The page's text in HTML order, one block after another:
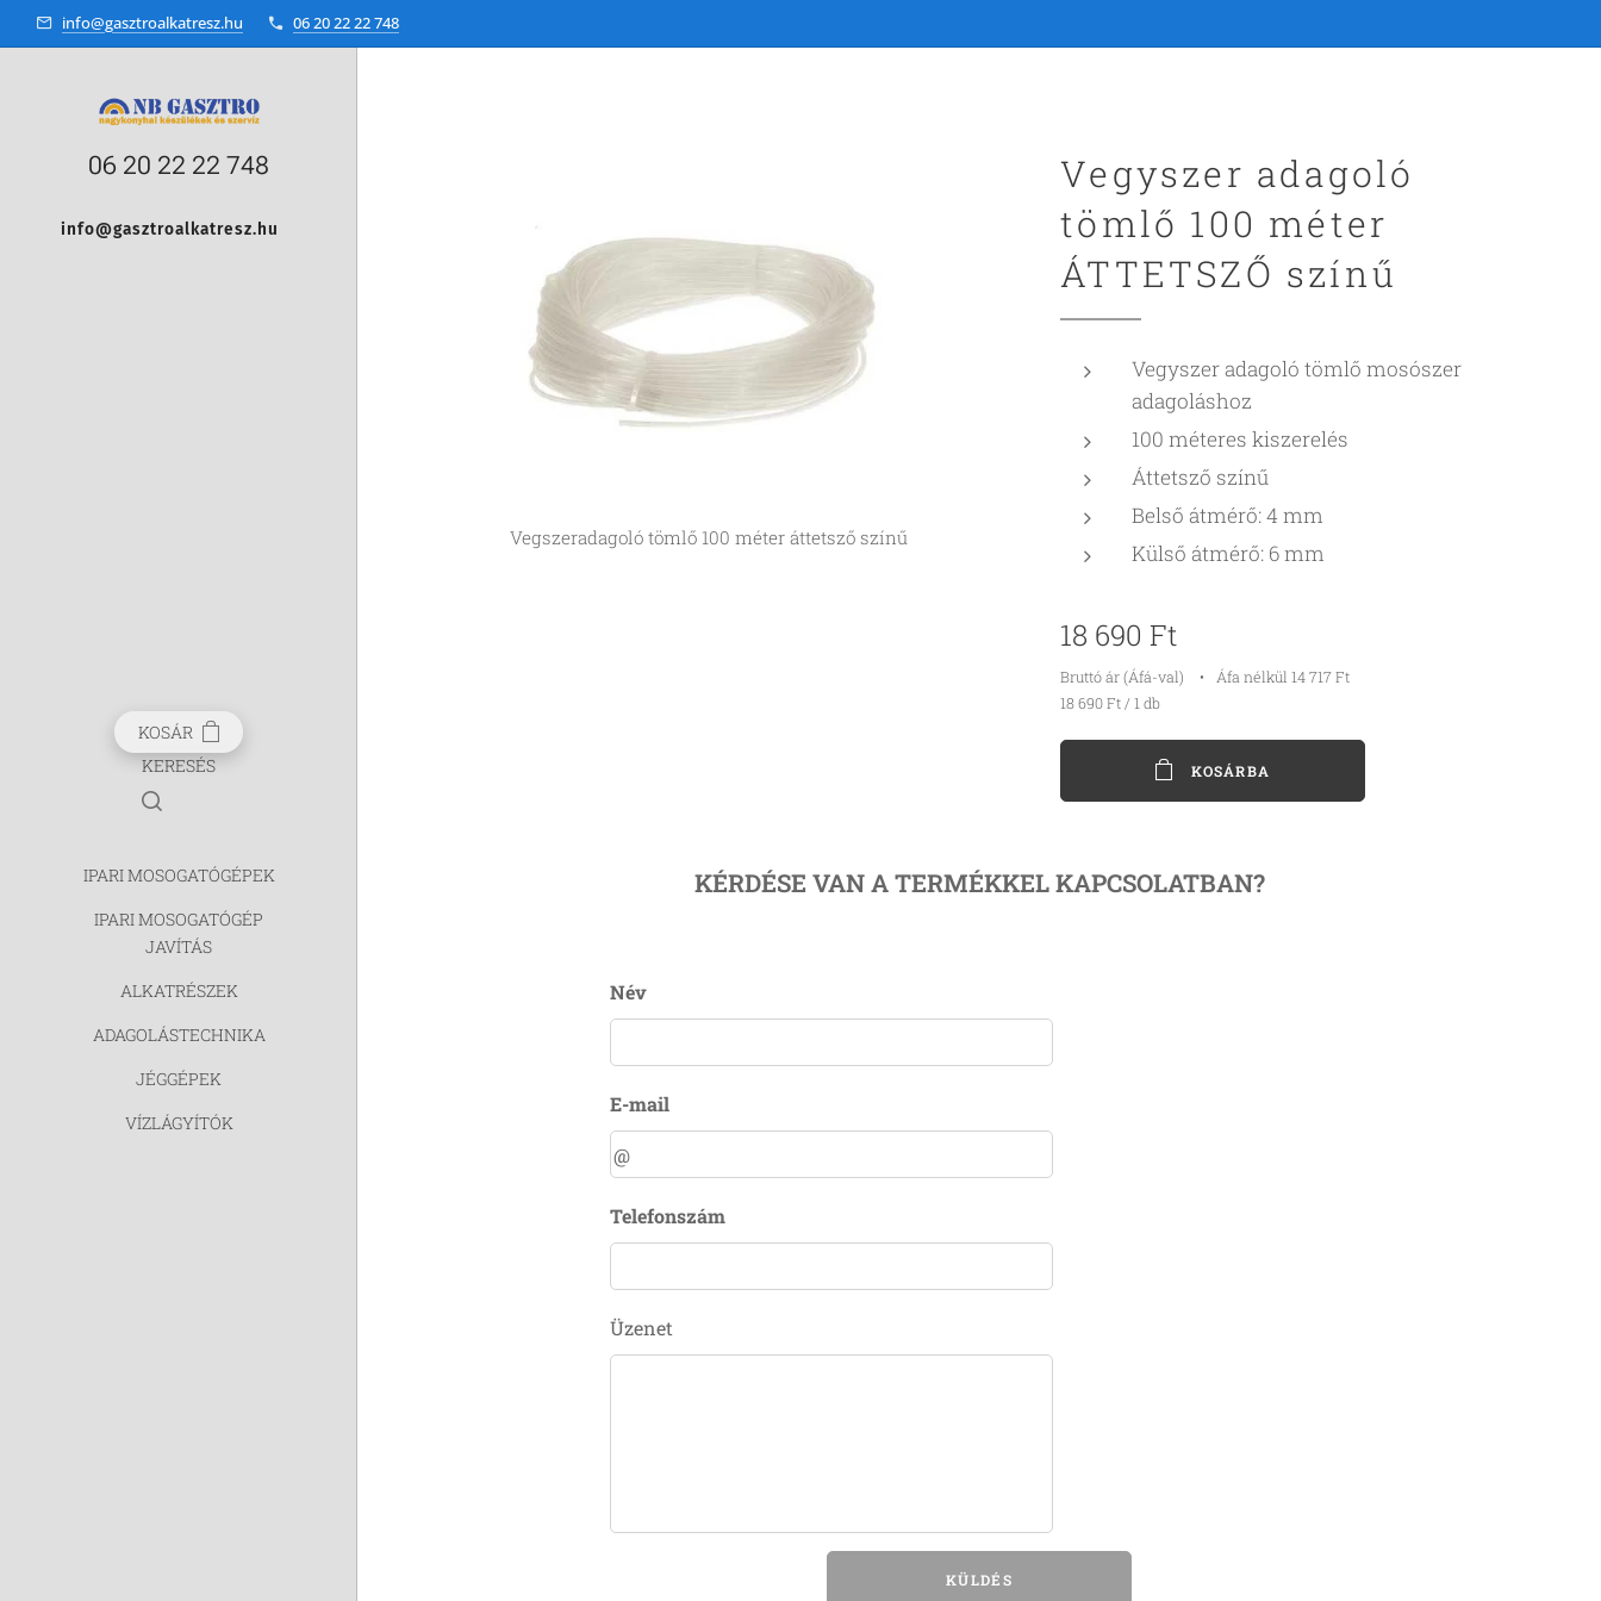
info@gasztroalkatresz.hu 06 20 22 22 748
06 20 22 22 748
info@gasztroalkatresz.hu
KOSÁR
KERESÉS
IPARI MOSOGATÓGÉPEK
IPARI MOSOGATÓGÉP
JAVÍTÁS
ALKATRÉSZEK
ADAGOLÁSTECHNIKA
JÉGGÉPEK
VÍZLÁGYÍTÓK
Vegyszer adagoló
tömlő 100 méter
ÁTTETSZŐ színű
Vegszeradagoló tömlő 100 méter áttetsző színű
Vegyszer adagoló tömlő mosószer
adagoláshoz
100 méteres kiszerelés
Áttetsző színű
Belső átmérő: 4 mm
Külső átmérő: 6 mm
18 690 Ft
Bruttó ár (Áfá-val)
Áfa nélkül 14 717 Ft
18 690 Ft / 1 db
KOSÁRBA
KÉRDÉSE VAN A TERMÉKKEL KAPCSOLATBAN?
Név
E-mail
Telefonszám
Üzenet
KÜLDÉS